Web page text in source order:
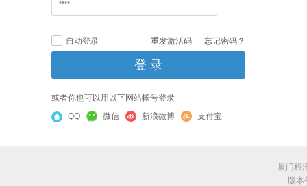
自动登录 忘记密码？
重发激活码
或者你也可以用以下网站帐号登录
QQ
微信 新浪微博 支付宝
厦门科
版